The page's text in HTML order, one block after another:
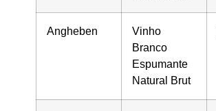
Angheben
Vinho
Branco
Espumante
Natural Brut